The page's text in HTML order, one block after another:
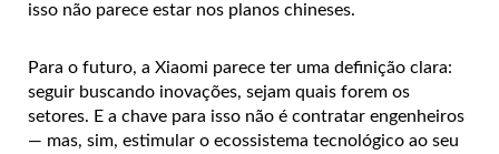
isso não parece estar nos planos chineses.
Para o futuro, a Xiaomi parece ter uma definição clara:
seguir buscando inovações, sejam quais forem os
setores. E a chave para isso não é contratar engenheiros
— mas, sim, estimular o ecossistema tecnológico ao seu